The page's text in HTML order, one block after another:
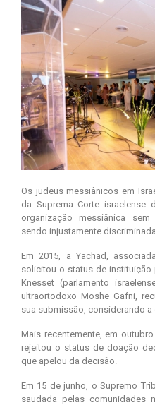
Os judeus messiânicos em
da Suprema Corte
organização messiânica
sendo injustamente discriminada.
Em 2015, a Yachad,
solicitou o status de instituição
Knesset (parlamento
ultraortodoxo Moshe Gafni,
sua submissão, considerando a
Mais recentemente, em
rejeitou o status de doação
que apelou da decisão.
Em 15 de junho, o Supremo
saudada pelas comunidades